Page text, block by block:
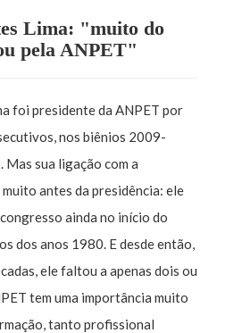
Lima: "muito do
pela ANPET"
foi presidente da ANPET por
nos biênios 2009-
sua ligação com a
antes da presidência: ele
ainda no início do
dos anos 1980. E desde então,
ele faltou a apenas dois ou
tem uma importância muito
tanto profissional